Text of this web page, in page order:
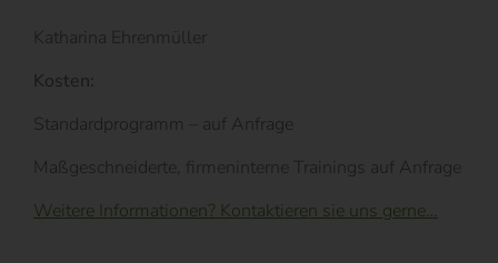
Katharina Ehrenmüller
Kosten:
Standardprogramm – auf Anfrage
Maßgeschneiderte, firmeninterne Trainings auf Anfrage
Weitere Informationen? Kontaktieren sie uns gerne…